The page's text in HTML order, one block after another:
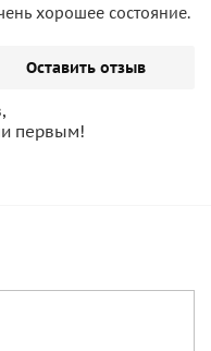
хорошее состояние.
Оставить отзыв
первым!